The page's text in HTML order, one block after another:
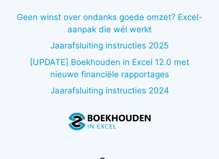
Geen winst over ondanks goede omzet? Excel-
aanpak die wél werkt
Jaarafsluiting instructies 2025
[UPDATE] Boekhouden in Excel 12.0 met
nieuwe financiële rapportages
Jaarafsluiting instructies 2024